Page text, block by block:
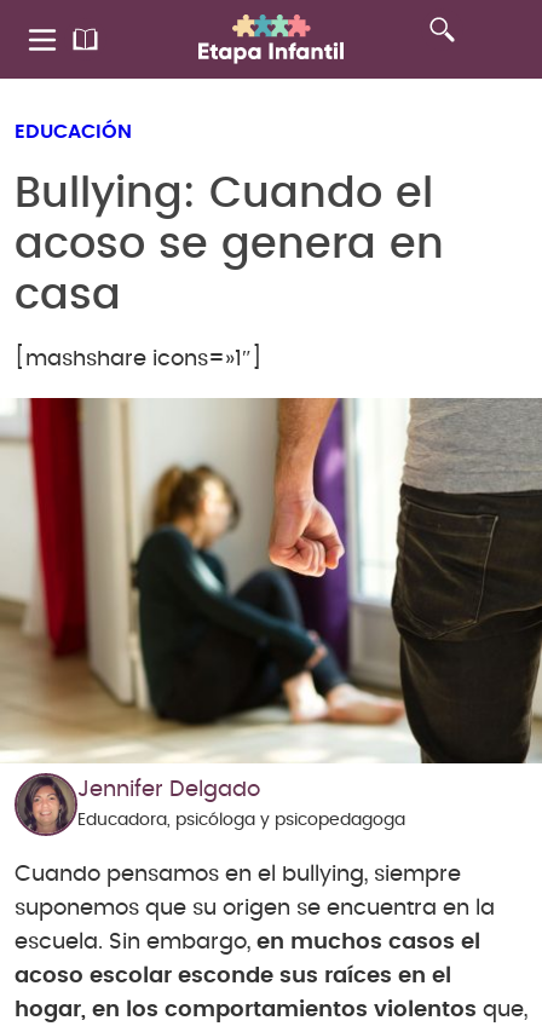
EDUCACIÓN
Bullying: Cuando el
acoso se genera en
casa
[mashshare icons=»1″]
Jennifer Delgado
Educadora, psicóloga y psicopedagoga
Cuando pensamos en el bullying, siempre
suponemos que su origen se encuentra en la
escuela. Sin embargo, en muchos casos el
acoso escolar esconde sus raíces en el
hogar, en los comportamientos violentos que,